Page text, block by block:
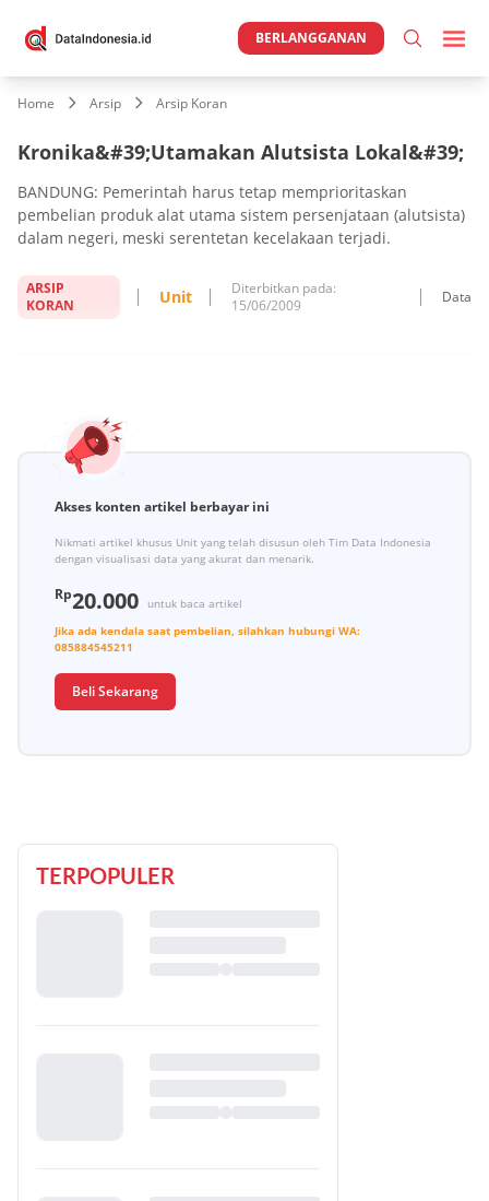
BERLANGGANAN
Home Arsip Arsip Koran
Kronika&#39;Utamakan Alutsista Lokal&#39;
BANDUNG: Pemerintah harus tetap memprioritaskan
pembelian produk alat utama sistem persenjataan (alutsista)
dalam negeri, meski serentetan kecelakaan terjadi.
ARSIP
KORAN
Unit
Diterbitkan pada:
15/06/2009
Data
Akses konten artikel berbayar ini
Nikmati artikel khusus Unit yang telah disusun oleh Tim Data Indonesia
dengan visualisasi data yang akurat dan menarik.
Rp20.000
untuk baca artikel
Jika ada kendala saat pembelian, silahkan hubungi WA:
085884545211
Beli Sekarang
TERPOPULER